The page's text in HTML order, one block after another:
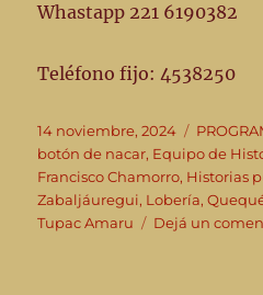
Whastapp 221 6190382
Teléfono fijo: 4538250
Publicado
el
14 noviembre, 2024
botón de nacar, Equipo de
Francisco Chamorro, Historias
Zabaljáuregui, Lobería,
Tupac Amaru
Dejá un